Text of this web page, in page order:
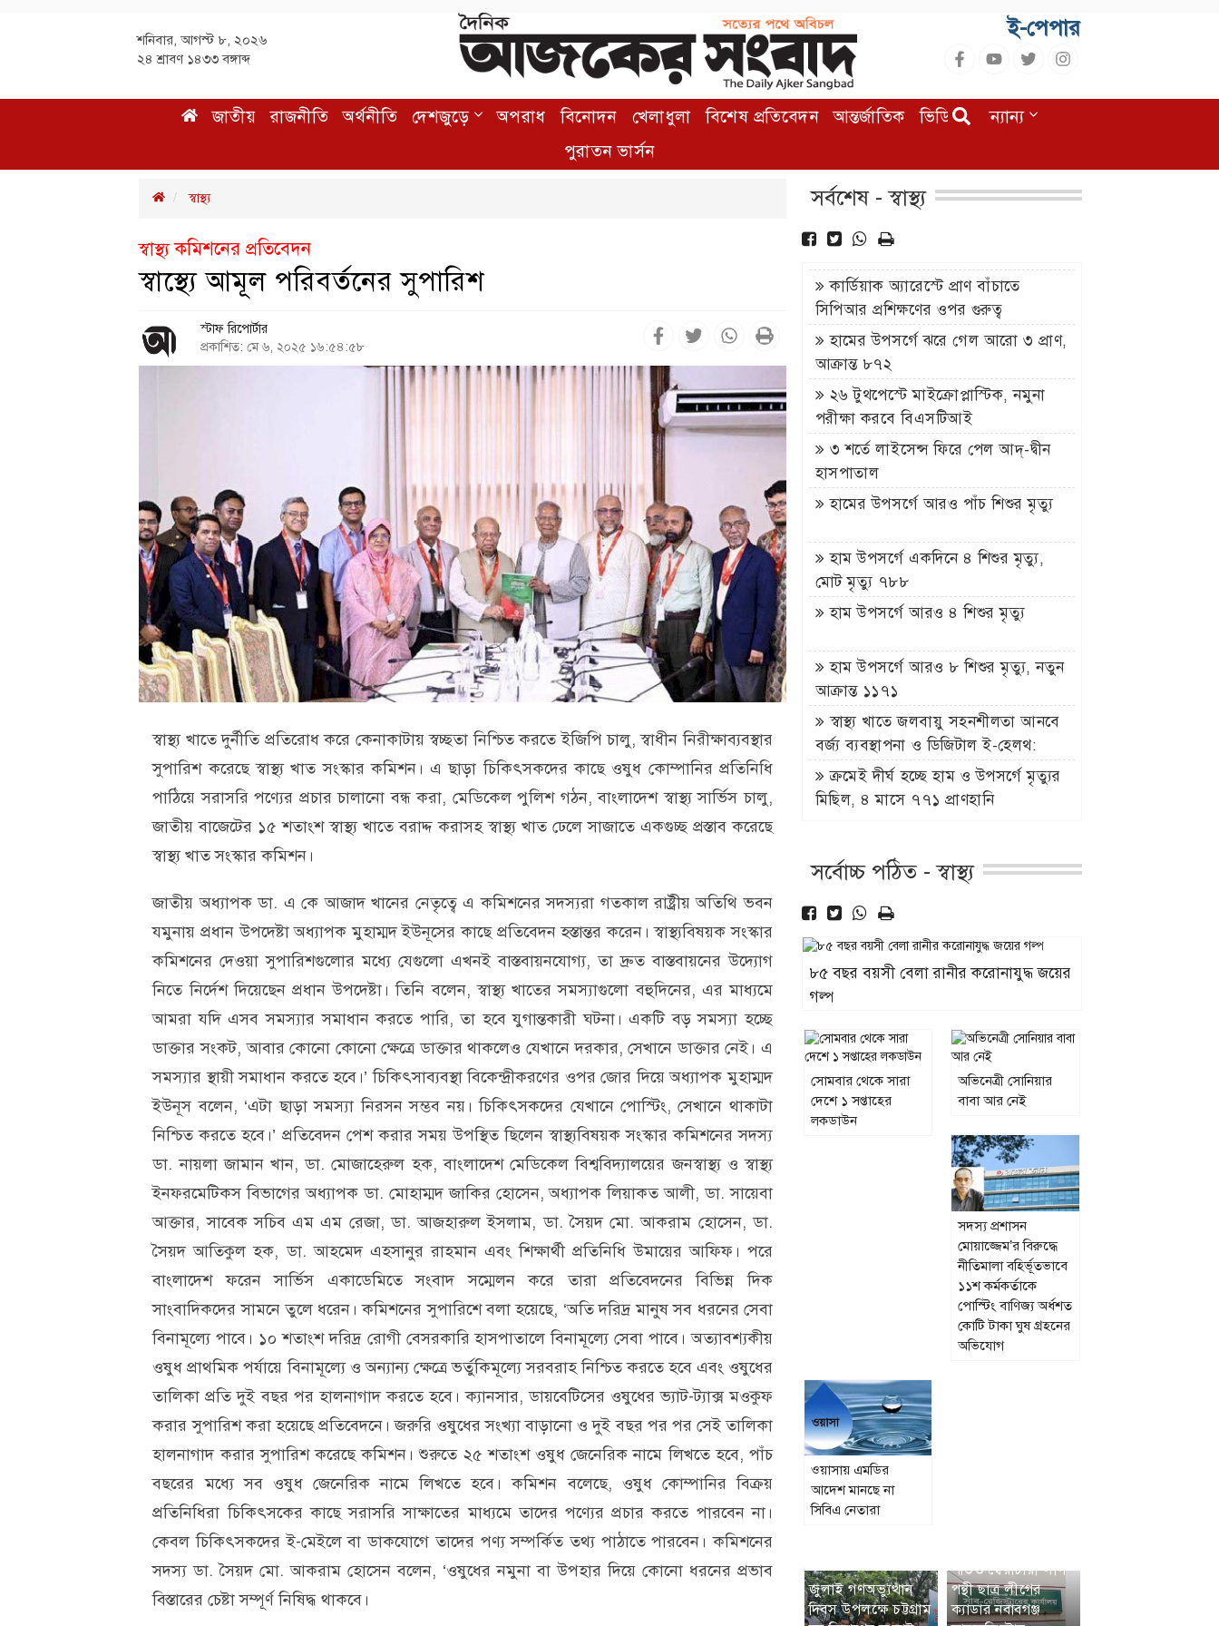
শনিবার, আগস্ট ৮, ২০২৬
২৪ শ্রাবণ ১৪৩৩ বঙ্গাব্দ
ই-পেপার
জাতীয় রাজনীতি অর্থনীতি দেশজুড়ে অপরাধ বিনোদন খেলাধুলা বিশেষ প্রতিবেদন আন্তর্জাতিক ভিডিও
অন্যান্য
পুরাতন ভার্সন
স্বাস্থ্য
স্বাস্থ্য কমিশনের প্রতিবেদন
স্বাস্থ্যে আমূল পরিবর্তনের সুপারিশ
স্টাফ রিপোর্টার
প্রকাশিত: মে ৬, ২০২৫ ১৬:৫৪:৫৮
স্বাস্থ্য খাতে দুর্নীতি প্রতিরোধ করে কেনাকাটায় স্বচ্ছতা নিশ্চিত করতে ইজিপি চালু, স্বাধীন নিরীক্ষাব্যবস্থার
সুপারিশ করেছে স্বাস্থ্য খাত সংস্কার কমিশন। এ ছাড়া চিকিৎসকদের কাছে ওষুধ কোম্পানির প্রতিনিধি
পাঠিয়ে সরাসরি পণ্যের প্রচার চালানো বন্ধ করা, মেডিকেল পুলিশ গঠন, বাংলাদেশ স্বাস্থ্য সার্ভিস চালু,
জাতীয় বাজেটের ১৫ শতাংশ স্বাস্থ্য খাতে বরাদ্দ করাসহ স্বাস্থ্য খাত ঢেলে সাজাতে একগুচ্ছ প্রস্তাব করেছে
স্বাস্থ্য খাত সংস্কার কমিশন।
জাতীয় অধ্যাপক ডা. এ কে আজাদ খানের নেতৃত্বে এ কমিশনের সদস্যরা গতকাল রাষ্ট্রীয় অতিথি ভবন
যমুনায় প্রধান উপদেষ্টা অধ্যাপক মুহাম্মদ ইউনূসের কাছে প্রতিবেদন হস্তান্তর করেন। স্বাস্থ্যবিষয়ক সংস্কার
কমিশনের দেওয়া সুপারিশগুলোর মধ্যে যেগুলো এখনই বাস্তবায়নযোগ্য, তা দ্রুত বাস্তবায়নের উদ্যোগ
নিতে নির্দেশ দিয়েছেন প্রধান উপদেষ্টা। তিনি বলেন, স্বাস্থ্য খাতের সমস্যাগুলো বহুদিনের, এর মাধ্যমে
আমরা যদি এসব সমস্যার সমাধান করতে পারি, তা হবে যুগান্তকারী ঘটনা। একটি বড় সমস্যা হচ্ছে
ডাক্তার সংকট, আবার কোনো কোনো ক্ষেত্রে ডাক্তার থাকলেও যেখানে দরকার, সেখানে ডাক্তার নেই। এ
সমস্যার স্থায়ী সমাধান করতে হবে।’ চিকিৎসাব্যবস্থা বিকেন্দ্রীকরণের ওপর জোর দিয়ে অধ্যাপক মুহাম্মদ
ইউনূস বলেন, ‘এটা ছাড়া সমস্যা নিরসন সম্ভব নয়। চিকিৎসকদের যেখানে পোস্টিং, সেখানে থাকাটা
নিশ্চিত করতে হবে।’ প্রতিবেদন পেশ করার সময় উপস্থিত ছিলেন স্বাস্থ্যবিষয়ক সংস্কার কমিশনের সদস্য
ডা. নায়লা জামান খান, ডা. মোজাহেরুল হক, বাংলাদেশ মেডিকেল বিশ্ববিদ্যালয়ের জনস্বাস্থ্য ও স্বাস্থ্য
ইনফরমেটিকস বিভাগের অধ্যাপক ডা. মোহাম্মদ জাকির হোসেন, অধ্যাপক লিয়াকত আলী, ডা. সায়েবা
আক্তার, সাবেক সচিব এম এম রেজা, ডা. আজহারুল ইসলাম, ডা. সৈয়দ মো. আকরাম হোসেন, ডা.
সৈয়দ আতিকুল হক, ডা. আহমেদ এহসানুর রাহমান এবং শিক্ষার্থী প্রতিনিধি উমায়ের আফিফ। পরে
বাংলাদেশ ফরেন সার্ভিস একাডেমিতে সংবাদ সম্মেলন করে তারা প্রতিবেদনের বিভিন্ন দিক
সাংবাদিকদের সামনে তুলে ধরেন। কমিশনের সুপারিশে বলা হয়েছে, ‘অতি দরিদ্র মানুষ সব ধরনের সেবা
বিনামূল্যে পাবে। ১০ শতাংশ দরিদ্র রোগী বেসরকারি হাসপাতালে বিনামূল্যে সেবা পাবে। অত্যাবশ্যকীয়
ওষুধ প্রাথমিক পর্যায়ে বিনামূল্যে ও অন্যান্য ক্ষেত্রে ভর্তুকিমূল্যে সরবরাহ নিশ্চিত করতে হবে এবং ওষুধের
তালিকা প্রতি দুই বছর পর হালনাগাদ করতে হবে। ক্যানসার, ডায়বেটিসের ওষুধের ভ্যাট-ট্যাক্স মওকুফ
করার সুপারিশ করা হয়েছে প্রতিবেদনে। জরুরি ওষুধের সংখ্যা বাড়ানো ও দুই বছর পর পর সেই তালিকা
হালনাগাদ করার সুপারিশ করেছে কমিশন। শুরুতে ২৫ শতাংশ ওষুধ জেনেরিক নামে লিখতে হবে, পাঁচ
বছরের মধ্যে সব ওষুধ জেনেরিক নামে লিখতে হবে। কমিশন বলেছে, ওষুধ কোম্পানির বিক্রয়
প্রতিনিধিরা চিকিৎসকের কাছে সরাসরি সাক্ষাতের মাধ্যমে তাদের পণ্যের প্রচার করতে পারবেন না।
কেবল চিকিৎসকদের ই-মেইলে বা ডাকযোগে তাদের পণ্য সম্পর্কিত তথ্য পাঠাতে পারবেন। কমিশনের
সদস্য ডা. সৈয়দ মো. আকরাম হোসেন বলেন, ‘ওষুধের নমুনা বা উপহার দিয়ে কোনো ধরনের প্রভাব
বিস্তারের চেষ্টা সম্পূর্ণ নিষিদ্ধ থাকবে।
সর্বশেষ - স্বাস্থ্য
কার্ডিয়াক অ্যারেস্টে প্রাণ বাঁচাতে
সিপিআর প্রশিক্ষণের ওপর গুরুত্ব
হামের উপসর্গে ঝরে গেল আরো ৩ প্রাণ,
আক্রান্ত ৮৭২
২৬ টুথপেস্টে মাইক্রোপ্লাস্টিক, নমুনা
পরীক্ষা করবে বিএসটিআই
৩ শর্তে লাইসেন্স ফিরে পেল আদ্-দ্বীন
হাসপাতাল
হামের উপসর্গে আরও পাঁচ শিশুর মৃত্যু
হাম উপসর্গে একদিনে ৪ শিশুর মৃত্যু,
মোট মৃত্যু ৭৮৮
হাম উপসর্গে আরও ৪ শিশুর মৃত্যু
হাম উপসর্গে আরও ৮ শিশুর মৃত্যু, নতুন
আক্রান্ত ১১৭১
স্বাস্থ্য খাতে জলবায়ু সহনশীলতা আনবে
বর্জ্য ব্যবস্থাপনা ও ডিজিটাল ই-হেলথ:
স্বাস্থ্য প্রতিমন্ত্রী
ক্রমেই দীর্ঘ হচ্ছে হাম ও উপসর্গে মৃত্যুর
মিছিল, ৪ মাসে ৭৭১ প্রাণহানি
সর্বোচ্চ পঠিত - স্বাস্থ্য
৮৫ বছর বয়সী বেলা রানীর করোনাযুদ্ধ জয়ের
গল্প
সোমবার থেকে সারা
দেশে ১ সপ্তাহের
লকডাউন
অভিনেত্রী সোনিয়ার
বাবা আর নেই
সদস্য প্রশাসন
মোয়াজ্জেম’র বিরুদ্ধে
নীতিমালা বহির্ভূতভাবে
১১শ কর্মকর্তাকে
পোস্টিং বাণিজ্য অর্ধশত
কোটি টাকা ঘুষ গ্রহনের
অভিযোগ
ওয়াসায় এমডির
আদেশ মানছে না
সিবিএ নেতারা
জুলাই গণঅভ্যুত্থান
দিবস উপলক্ষে চট্টগ্রাম
পতিত স্বৈরাচারী লীগ
পন্থী ছাত্র লীগের
ক্যাডার নবাবগঞ্জ